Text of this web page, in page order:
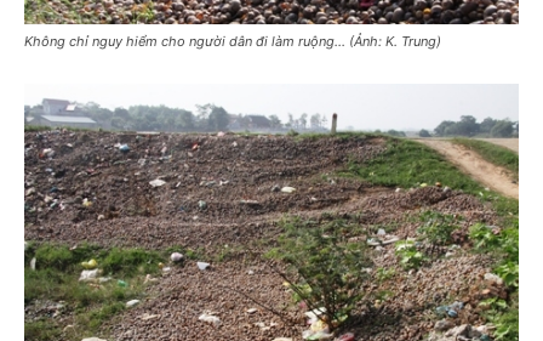
Không chỉ nguy hiểm cho người dân đi làm ruộng… (Ảnh: K. Trung)